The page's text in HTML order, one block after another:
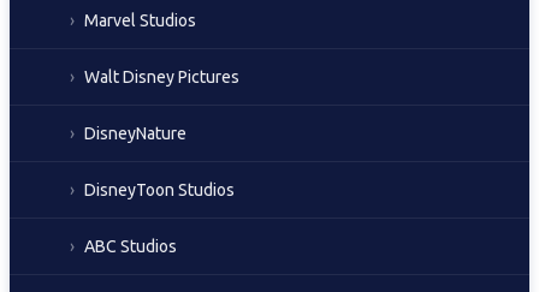
Marvel Studios
Walt Disney Pictures
DisneyNature
DisneyToon Studios
ABC Studios